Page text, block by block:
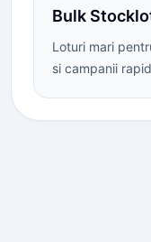
Bulk
Loturi mari
si campanii